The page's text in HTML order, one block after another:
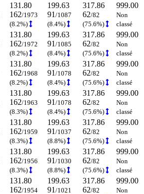
131.80
162/1973
(8.2%)
199.63
91 /1087
(8.4%)
317.86
62/82
(75.6%)
999.00
Non
classé
131.80
162/1972
(8.2%)
199.63
91 /1085
(8.4%)
317.86
62/82
(75.6%)
999.00
Non
classé
131.80
162/1968
(8.2%)
199.63
91 /1078
(8.4%)
317.86
62/82
(75.6%)
999.00
Non
classé
131.80
162/1963
(8.3%)
199.63
91 /1078
(8.4%)
317.86
62/82
(75.6%)
999.00
Non
classé
131.80
162/1959
(8.3%)
199.63
91 /1037
(8.8%)
317.86
62/82
(75.6%)
999.00
Non
classé
131.80
162/1956
(8.3%)
199.63
91 /1030
(8.8%)
317.86
62/82
(75.6%)
999.00
Non
classé
131.80
162/1954
199.63
91 /1021
317.86
62/82
999.00
Non